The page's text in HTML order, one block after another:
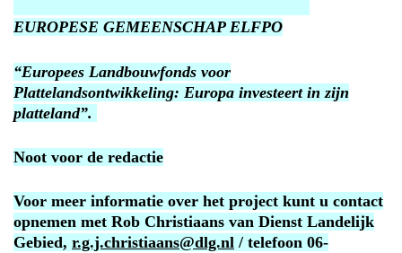
EUROPESE GEMEENSCHAP ELFPO
“Europees Landbouwfonds voor
Plattelandsontwikkeling: Europa investeert in zijn
platteland”.
Noot voor de redactie
Voor meer informatie over het project kunt u contact
opnemen met Rob Christiaans van Dienst Landelijk
Gebied, r.g.j.christiaans@dlg.nl / telefoon 06-